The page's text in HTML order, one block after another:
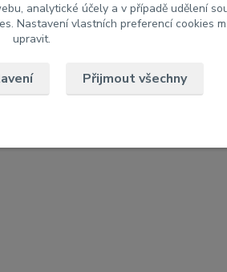
analytické účely a v případě udělení
Nastavení vlastních preferencí cookies
upravit.
Přijmout všechny